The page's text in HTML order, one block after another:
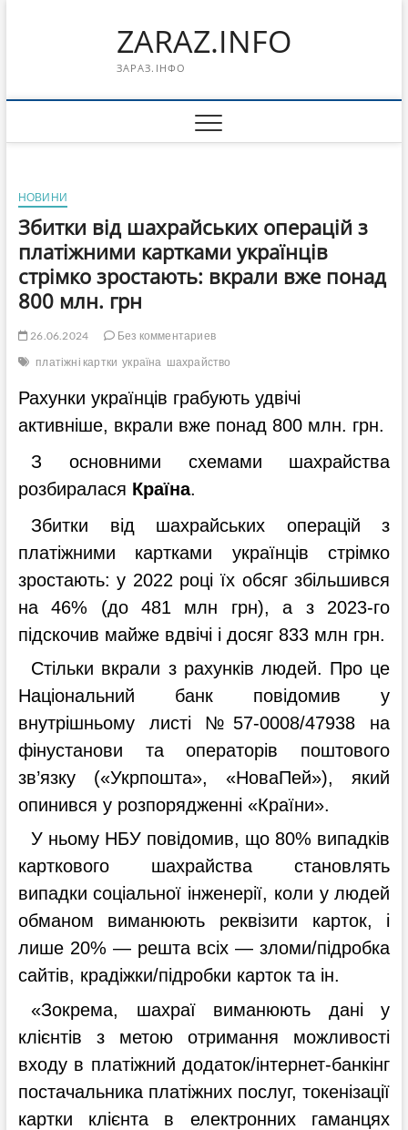
ZARAZ.INFO
ЗАРАЗ.ІНФО
НОВИНИ
Збитки від шахрайських операцій з
платіжними картками українців
стрімко зростають: вкрали вже понад
800 млн. грн
26.06.2024
Без комментариев
платіжні картки україна шахрайство
Рахунки українців грабують удвічі
активніше, вкрали вже понад 800 млн. грн.
З основними схемами шахрайства
розбиралася Країна.
Збитки від шахрайських операцій з
платіжними картками українців стрімко
зростають: у 2022 році їх обсяг збільшився
на 46% (до 481 млн грн), а з 2023-го
підскочив майже вдвічі і досяг 833 млн грн.
Стільки вкрали з рахунків людей. Про це
Національний банк повідомив у
внутрішньому листі №57-0008/47938 на
фінустанови та операторів поштового
зв’язку («Укрпошта», «НоваПей»), який
опинився у розпорядженні «Країни».
У ньому НБУ повідомив, що 80% випадків
карткового шахрайства становлять
випадки соціальної інженерії, коли у людей
обманом виманюють реквізити карток, і
лише 20% — решта всіх — зломи/підробка
сайтів, крадіжки/підробки карток та ін.
«Зокрема, шахраї виманюють дані у
клієнтів з метою отримання можливості
входу в платіжний додаток/інтернет-банкінг
постачальника платіжних послуг, токенізації
картки клієнта в електронних гаманцях